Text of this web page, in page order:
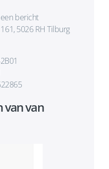
bericht
5026 RH Tilburg
van van